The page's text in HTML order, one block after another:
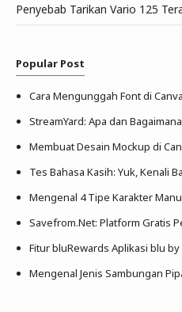
Penyebab Tarikan Vario 125
Popular Post
Cara Mengunggah Font di Canva
StreamYard: Apa dan
Membuat Desain Mockup di
Tes Bahasa Kasih: Yuk, Kenali
Mengenal 4 Tipe Karakter
Savefrom.Net: Platform Gratis
Fitur bluRewards Aplikasi blu
Mengenal Jenis Sambungan